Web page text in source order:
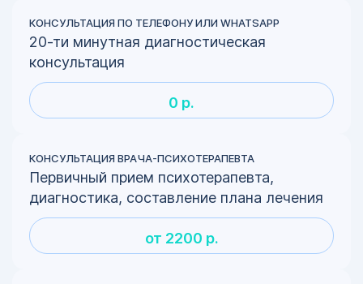
КОНСУЛЬТАЦИЯ ПО ТЕЛЕФОНУ ИЛИ WHATSAPP
20-ти минутная диагностическая
консультация
0 р.
КОНСУЛЬТАЦИЯ ВРАЧА-ПСИХОТЕРАПЕВТА
Первичный прием психотерапевта,
диагностика, составление плана лечения
от 2200 р.